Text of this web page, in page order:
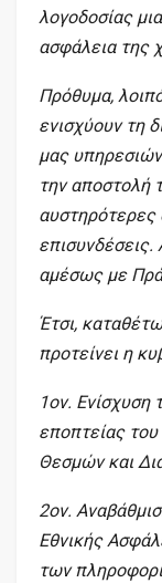
λογοδοσίας
ασφάλεια της
Πρόθυμα,
ενισχύουν τη
μας
την αποστολή
αυστηρότερες
επισυνδέσεις.
αμέσως με
Έτσι,
προτείνει η
1ον. Ενίσχυση
εποπτείας
Θεσμών και
2ον.
Εθνικής
των